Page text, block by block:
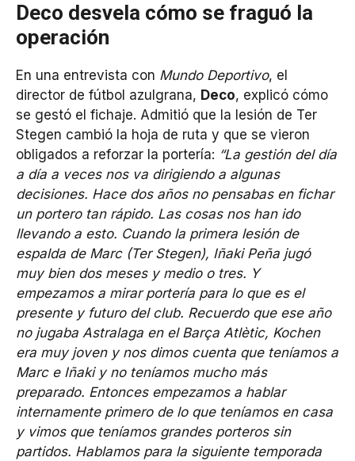
Deco desvela cómo se fraguó la
operación
En una entrevista con Mundo Deportivo, el
director de fútbol azulgrana, Deco, explicó cómo
se gestó el fichaje. Admitió que la lesión de Ter
Stegen cambió la hoja de ruta y que se vieron
obligados a reforzar la portería: “La gestión del día
a día a veces nos va dirigiendo a algunas
decisiones. Hace dos años no pensabas en fichar
un portero tan rápido. Las cosas nos han ido
llevando a esto. Cuando la primera lesión de
espalda de Marc (Ter Stegen), Iñaki Peña jugó
muy bien dos meses y medio o tres. Y
empezamos a mirar portería para lo que es el
presente y futuro del club. Recuerdo que ese año
no jugaba Astralaga en el Barça Atlètic, Kochen
era muy joven y nos dimos cuenta que teníamos a
Marc e Iñaki y no teníamos mucho más
preparado. Entonces empezamos a hablar
internamente primero de lo que teníamos en casa
y vimos que teníamos grandes porteros sin
partidos. Hablamos para la siguiente temporada